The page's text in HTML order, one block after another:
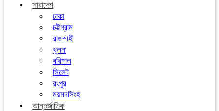
সারাদেশ
ঢাকা
চট্টগ্রাম
রাজশাহী
খুলনা
বরিশাল
সিলেট
রংপুর
ময়মনসিংহ
আন্তর্জাতিক